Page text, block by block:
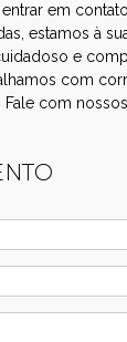
em
estamos à
e
com
com